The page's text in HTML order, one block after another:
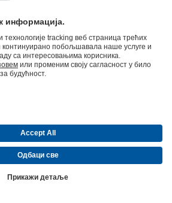
Zaptivka s ketridžem s dvostrukim dejstvom i
od pritiska, stacionarna konstrukcija.
Detalji